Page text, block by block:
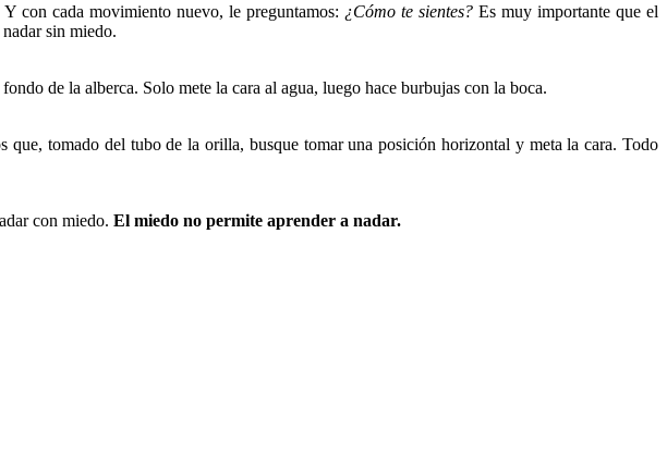
con cada movimiento nuevo, le preguntamos: ¿Cómo te sientes? Es muy importante que el
sin miedo.
de la alberca. Solo mete la cara al agua, luego hace burbujas con la boca.
tomado del tubo de la orilla, busque tomar una posición horizontal y meta la cara. Todo
con miedo. El miedo no permite aprender a nadar.